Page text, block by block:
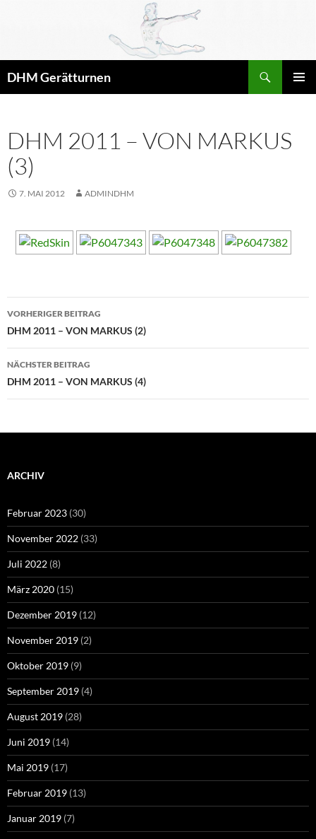
DHM Gerätturnen
DHM 2011 – VON MARKUS
(3)
7. MAI 2012 ADMINDHM
Beitragsnavigation
VORHERIGER BEITRAG
DHM 2011 – VON MARKUS (2)
NÄCHSTER BEITRAG
DHM 2011 – VON MARKUS (4)
ARCHIV
Februar 2023 (30)
November 2022 (33)
Juli 2022 (8)
März 2020 (15)
Dezember 2019 (12)
November 2019 (2)
Oktober 2019 (9)
September 2019 (4)
August 2019 (28)
Juni 2019 (14)
Mai 2019 (17)
Februar 2019 (13)
Januar 2019 (7)